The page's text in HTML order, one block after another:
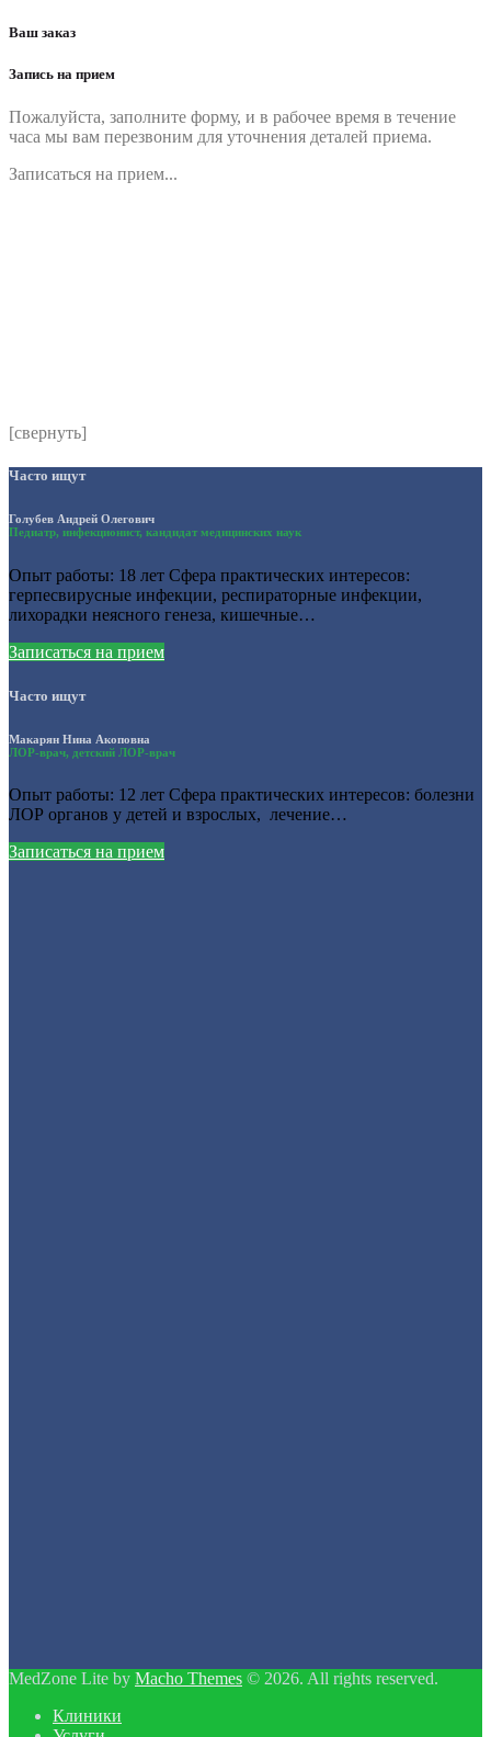
Ваш заказ
Запись на прием
Пожалуйста, заполните форму, и в рабочее время в течение
часа мы вам перезвоним для уточнения деталей приема.
Записаться на прием...
[свернуть]
Часто ищут
Голубев Андрей Олегович
Педиатр, инфекционист, кандидат медицинских наук
Опыт работы: 18 лет Сфера практических интересов:
герпесвирусные инфекции, респираторные инфекции,
лихорадки неясного генеза, кишечные…
Записаться на прием
Часто ищут
Макарян Нина Акоповна
ЛОР-врач, детский ЛОР-врач
Опыт работы: 12 лет Сфера практических интересов: болезни
ЛОР органов у детей и взрослых, лечение…
Записаться на прием
MedZone Lite by Macho Themes © 2026. All rights reserved.
Клиники